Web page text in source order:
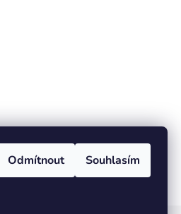
Odmítnout Souhlasím